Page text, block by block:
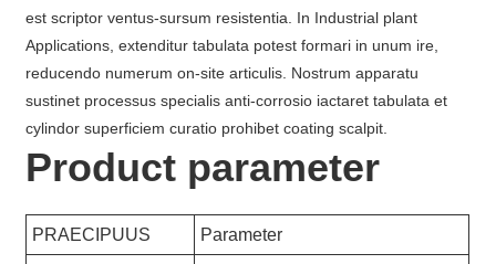
est scriptor ventus-sursum resistentia. In Industrial plant
Applications, extenditur tabulata potest formari in unum ire,
reducendo numerum on-site articulis. Nostrum apparatu
sustinet processus specialis anti-corrosio iactaret tabulata et
cylindor superficiem curatio prohibet coating scalpit.
Product parameter
PRAECIPUUS Parameter